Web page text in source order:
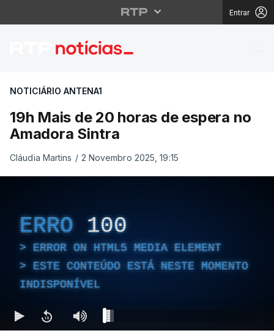
Entrar
19h Mais de 20 horas
NOTICIÁRIO ANTENA1
19h Mais de 20 horas de espera no
Amadora Sintra
Cláudia Martins / 2 Novembro 2025, 19:15
ERRO 100
ERROR ON HTML5 MEDIA ELEMENT
ESTE CONTEÚDO ESTÁ NESTE MOMENTO
INDISPONÍVEL